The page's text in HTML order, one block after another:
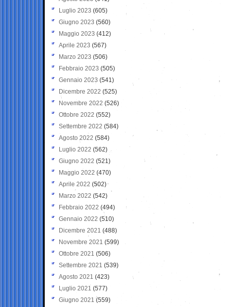
Luglio 2023 (605)
Giugno 2023 (560)
Maggio 2023 (412)
Aprile 2023 (567)
Marzo 2023 (506)
Febbraio 2023 (505)
Gennaio 2023 (541)
Dicembre 2022 (525)
Novembre 2022 (526)
Ottobre 2022 (552)
Settembre 2022 (584)
Agosto 2022 (584)
Luglio 2022 (562)
Giugno 2022 (521)
Maggio 2022 (470)
Aprile 2022 (502)
Marzo 2022 (542)
Febbraio 2022 (494)
Gennaio 2022 (510)
Dicembre 2021 (488)
Novembre 2021 (599)
Ottobre 2021 (506)
Settembre 2021 (539)
Agosto 2021 (423)
Luglio 2021 (577)
Giugno 2021(559)